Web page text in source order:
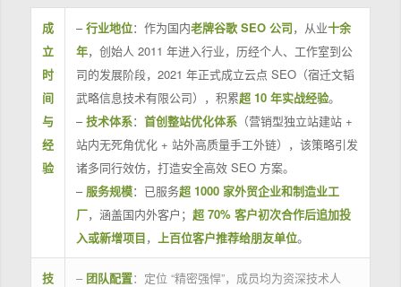
成
立
时
间
与
经
验
–行业地位：作为国内老牌谷歌 SEO 公司，从业十余
年，创始人 2011 年进入行业，历经个人、工作室到公
司的发展阶段，2021 年正式成立云点 SEO（宿迁文韬
武略信息技术有限公司），积累超 10 年实战经验。
–技术体系： 首创整站优化体系（营销型独立站建站 +
站内无死角优化 + 站外高质量手工外链），该策略引发
诸多同行效仿，打造安全高效 SEO 方案。
– 服务规模：已服务超 1000 家外贸企业和制造业工
厂，涵盖国内外客户； 超 70% 客户初次合作后追加投
入或新增项目， 上百位客户推荐给朋友单位。
技
– 团队配置：定位 “精密强悍”，成员均为资深技术人